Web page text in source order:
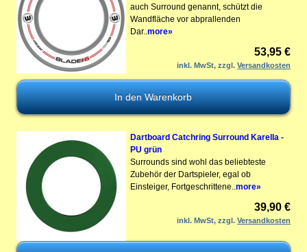
auch Surround genannt, schützt die
Wandfläche vor abprallenden
Dar..more»
53,95 €
inkl. MwSt, zzgl.Versandkosten
Dartboard Catchring Surround Karella -
PU grün
Surrounds sind wohl das beliebteste
Zubehör der Dartspieler, egal ob
Einsteiger, Fortgeschrittene..more»
39,90 €
inkl. MwSt, zzgl.Versandkosten